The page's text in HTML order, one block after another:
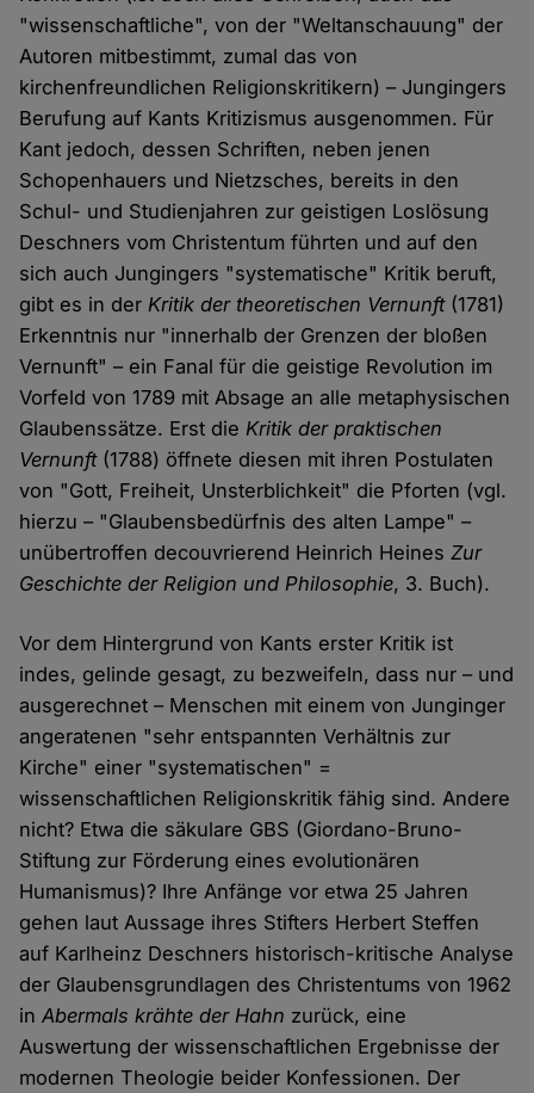
"wissenschaftliche", von der "Weltanschauung" der
Autoren mitbestimmt, zumal das von
kirchenfreundlichen Religionskritikern) – Jungingers
Berufung auf Kants Kritizismus ausgenommen. Für
Kant jedoch, dessen Schriften, neben jenen
Schopenhauers und Nietzsches, bereits in den
Schul- und Studienjahren zur geistigen Loslösung
Deschners vom Christentum führten und auf den
sich auch Jungingers "systematische" Kritik beruft,
gibt es in derKritik der theoretischen Vernunft(1781)
Erkenntnis nur "innerhalb der Grenzen der bloßen
Vernunft" – ein Fanal für die geistige Revolution im
Vorfeld von 1789 mit Absage an alle metaphysischen
Glaubenssätze. Erst dieKritik der praktischen
Vernunft(1788) öffnete diesen mit ihren Postulaten
von "Gott, Freiheit, Unsterblichkeit" die Pforten (vgl.
hierzu – "Glaubensbedürfnis des alten Lampe" –
unübertroffen decouvrierend Heinrich HeinesZur
Geschichte der Religion und Philosophie, 3. Buch).
Vor dem Hintergrund von Kants erster Kritik ist
indes, gelinde gesagt, zu bezweifeln, dass nur – und
ausgerechnet – Menschen mit einem von Junginger
angeratenen "sehr entspannten Verhältnis zur
Kirche" einer "systematischen" =
wissenschaftlichen Religionskritik fähig sind. Andere
nicht? Etwa die säkulare GBS (Giordano-Bruno-
Stiftung zur Förderung eines evolutionären
Humanismus)? Ihre Anfänge vor etwa 25 Jahren
gehen laut Aussage ihres Stifters Herbert Steffen
auf Karlheinz Deschners historisch-kritische Analyse
der Glaubensgrundlagen des Christentums von 1962
inAbermals krähte der Hahn zurück, eine
Auswertung der wissenschaftlichen Ergebnisse der
modernen Theologie beider Konfessionen. Der